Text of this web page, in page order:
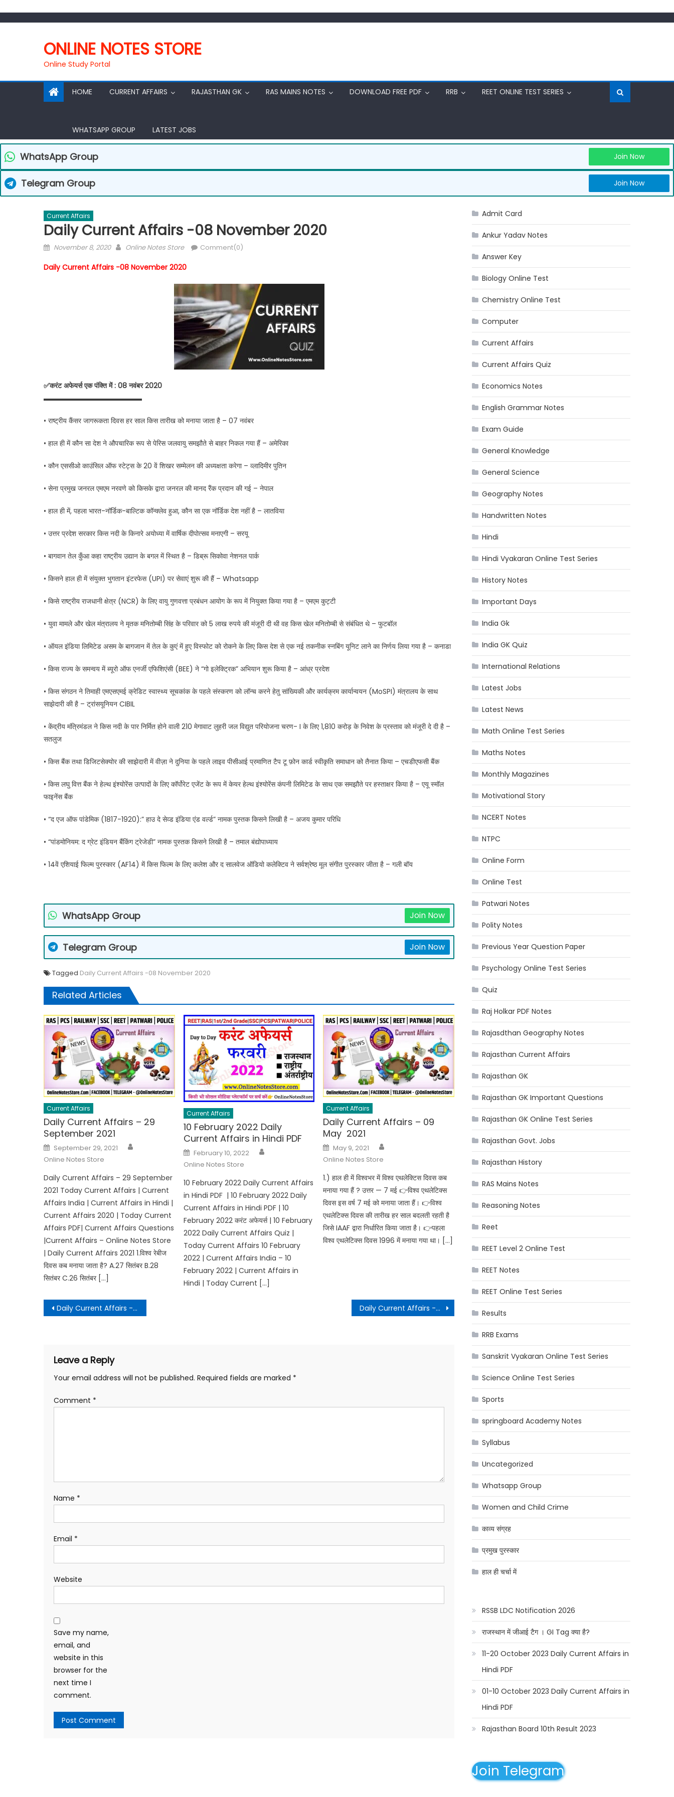
ONLINE NOTES STORE
Online Study Portal
HOME CURRENT AFFAIRS RAJASTHAN GK RAS MAINS NOTES DOWNLOAD FREE PDF RRB REET ONLINE TEST SERIES
WHATSAPP GROUP LATEST JOBS
WhatsApp Group Join Now
Telegram Group Join Now
Current Affairs
Daily Current Affairs -08 November 2020
Posted
November 8, 2020 Author
Online Notes Store Comment(0)
Daily Current Affairs -08 November 2020
✅करंट अफेयर्स एक पंक्ति में : 08 नवंबर 2020
▬▬▬▬▬▬▬▬▬▬▬▬▬▬
• राष्ट्रीय कैंसर जागरूकता दिवस हर साल किस तारीख को मनाया जाता है – 07 नवंबर
• हाल ही में कौन सा देश ने औपचारिक रूप से पेरिस जलवायु समझौते से बाहर निकल गया हैं – अमेरिका
• कौन एससीओ काउंसिल ऑफ स्टेट्स के 20 वें शिखर सम्मेलन की अध्यक्षता करेगा – व्लादिमीर पुतिन
• सेना प्रमुख जनरल एमएम नरवणे को किसके द्वारा जनरल की मानद रैंक प्रदान की गई – नेपाल
• हाल ही में, पहला भारत-नॉर्डिक-बाल्टिक कॉन्क्लेव हुआ, कौन सा एक नॉर्डिक देश नहीं है – लातविया
• उत्तर प्रदेश सरकार किस नदी के किनारे अयोध्या में वार्षिक दीपोत्सव मनाएगी – सरयू
• बागवान तेल कुँआ कहा राष्ट्रीय उद्यान के बगल में स्थित है – डिब्रू सिकोवा नेशनल पार्क
• किसने हाल ही में संयुक्त भुगतान इंटरफेस (UPI) पर सेवाएं शुरू की हैं – Whatsapp
• किसे राष्ट्रीय राजधानी क्षेत्र (NCR) के लिए वायु गुणवत्ता प्रबंधन आयोग के रूप में नियुक्त किया गया है – एमएम कुट्टी
• युवा मामले और खेल मंत्रालय ने मृतक मनितोम्बी सिंह के परिवार को 5 लाख रुपये की मंजूरी दी थी वह किस खेल मनितोम्बी से संबंधित थे – फुटबॉल
• ऑयल इंडिया लिमिटेड असम के बागजान में तेल के कुएं में हुए विस्फोट को रोकने के लिए किस देश से एक नई तकनीक स्नबिंग यूनिट लाने का निर्णय लिया गया है – कनाडा
• किस राज्य के समन्वय में ब्यूरो ऑफ एनर्जी एफिशिएंसी (BEE) ने “गो इलेक्ट्रिक” अभियान शुरू किया है – आंध्र प्रदेश
• किस संगठन ने तिमाही एमएसएमई क्रेडिट स्वास्थ्य सूचकांक के पहले संस्करण को लॉन्च करने हेतु सांख्यिकी और कार्यक्रम कार्यान्वयन (MoSPI) मंत्रालय के साथ
साझेदारी की है – ट्रांसयूनियन CIBIL
• केंद्रीय मंत्रिमंडल ने किस नदी के पार निर्मित होने वाली 210 मेगावाट लुहरी जल विद्युत परियोजना चरण- I के लिए 1,810 करोड़ के निवेश के प्रस्ताव को मंजूरी दे दी है –
सतलुज
• किस बैंक तथा डिजिटसेक्योर की साझेदारी में वीज़ा ने दुनिया के पहले लाइव पीसीआई प्रमाणित टैप टू फ़ोन कार्ड स्वीकृति समाधान को तैनात किया – एचडीएफसी बैंक
• किस लघु वित्त बैंक ने हेल्थ इंश्योरेंस उत्पादों के लिए कॉर्पोरेट एजेंट के रूप में केयर हेल्थ इंश्योरेंस कंपनी लिमिटेड के साथ एक समझौते पर हस्ताक्षर किया है – एयू स्मॉल
फाइनेंस बैंक
• “द एज ऑफ पांडेमिक (1817-1920):” हाउ दे सेव्ड इंडिया एंड वर्ल्ड” नामक पुस्तक किसने लिखी है – अजय कुमार परिधि
• “पांडमोनियम: द ग्रेट इंडियन बैंकिंग ट्रेजेडी” नामक पुस्तक किसने लिखी है – तमाल बंद्योपाध्याय
• 14वें एशियाई फिल्म पुरस्कार (AF14) में किस फिल्म के लिए कलेश और द सालवेज ऑडियो कलेक्टिव ने सर्वश्रेष्ठ मूल संगीत पुरस्कार जीता है – गली बॉय
WhatsApp Group Join Now
Telegram Group Join Now
Tagged Daily Current Affairs -08 November 2020
Related Articles
Current Affairs
Daily Current Affairs – 29
September 2021
Posted
on
September 29, 2021
Online Notes Store
Daily Current Affairs – 29 September
2021 Today Current Affairs | Current
Affairs India | Current Affairs in Hindi |
Current Affairs 2020 | Today Current
Affairs PDF| Current Affairs Questions
|Current Affairs – Online Notes Store
| Daily Current Affairs 2021 1.विश्व रेबीज
दिवस कब मनाया जाता है? A.27 सितंबर B.28
सितंबर C.26 सितंबर […]
Current Affairs
10 February 2022 Daily
Current Affairs in Hindi PDF
Posted
on
February 10, 2022
Online Notes Store
10 February 2022 Daily Current Affairs
in Hindi PDF | 10 February 2022 Daily
Current Affairs in Hindi PDF | 10
February 2022 करंट अफेयर्स | 10 February
2022 Daily Current Affairs Quiz |
Today Current Affairs 10 February
2022 | Current Affairs India – 10
February 2022 | Current Affairs in
Hindi | Today Current […]
Current Affairs
Daily Current Affairs – 09
May 2021
Posted
on
May 9, 2021
Online Notes Store
1.) हाल ही में विश्वभर में विश्व एथलेक्टिस दिवस कब
मनाया गया हैं ? उत्तर — 7 मई 👉विश्व एथलेटिक्स
दिवस इस वर्ष 7 मई को मनाया जाता हैं। 👉विश्व
एथलेटिक्स दिवस की तारीख हर साल बदलती रहती है
जिसे IAAF द्वारा निर्धारित किया जाता है। 👉पहला
विश्व एथलेटिक्स दिवस 1996 में मनाया गया था। […]
Post
Daily Current Affairs -07 November 2020 Daily Current Affairs -09 & 10 November 2020
Leave a Reply
Your email address will not be published. Required fields are marked *
Comment *
Name *
Email *
Website
Save my name,
email, and
website in this
browser for the
next time I
comment.
Admit Card
Ankur Yadav Notes
Answer Key
Biology Online Test
Chemistry Online Test
Computer
Current Affairs
Current Affairs Quiz
Economics Notes
English Grammar Notes
Exam Guide
General Knowledge
General Science
Geography Notes
Handwritten Notes
Hindi
Hindi Vyakaran Online Test Series
History Notes
Important Days
India Gk
India GK Quiz
International Relations
Latest Jobs
Latest News
Math Online Test Series
Maths Notes
Monthly Magazines
Motivational Story
NCERT Notes
NTPC
Online Form
Online Test
Patwari Notes
Polity Notes
Previous Year Question Paper
Psychology Online Test Series
Quiz
Raj Holkar PDF Notes
Rajasdthan Geography Notes
Rajasthan Current Affairs
Rajasthan GK
Rajasthan GK Important Questions
Rajasthan GK Online Test Series
Rajasthan Govt. Jobs
Rajasthan History
RAS Mains Notes
Reasoning Notes
Reet
REET Level 2 Online Test
REET Notes
REET Online Test Series
Results
RRB Exams
Sanskrit Vyakaran Online Test Series
Science Online Test Series
Sports
springboard Academy Notes
Syllabus
Uncategorized
Whatsapp Group
Women and Child Crime
काव्य संग्रह
प्रमुख पुरस्कार
हाल ही चर्चा में
RSSB LDC Notification 2026
राजस्थान में जीआई टैग । GI Tag क्या है?
11-20 October 2023 Daily Current Affairs in
Hindi PDF
01-10 October 2023 Daily Current Affairs in
Hindi PDF
Rajasthan Board 10th Result 2023
Join Telegram